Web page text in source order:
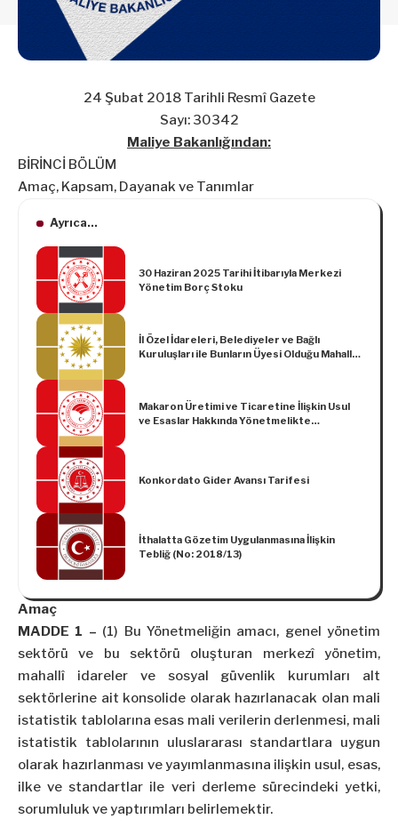
24 Şubat 2018 Tarihli Resmî Gazete
Sayı: 30342
Maliye Bakanlığından:
BİRİNCİ BÖLÜM
Amaç, Kapsam, Dayanak ve Tanımlar
Ayrıca...
30 Haziran 2025 Tarihi İtibarıyla Merkezi
Yönetim Borç Stoku
İl Özel İdareleri, Belediyeler ve Bağlı
Kuruluşları ile Bunların Üyesi Olduğu Mahalli
Usul ve Esaslar (Karar Sayısı: 6040)
Makaron Üretimi ve Ticaretine İlişkin Usul
ve Esaslar Hakkında Yönetmelikte
Konkordato Gider Avansı Tarifesi
İthalatta Gözetim Uygulanmasına İlişkin
Tebliğ (No: 2018/13)
Amaç
MADDE 1 – (1) Bu Yönetmeliğin amacı, genel yönetim
sektörü ve bu sektörü oluşturan merkezî yönetim,
mahallî idareler ve sosyal güvenlik kurumları alt
sektörlerine ait konsolide olarak hazırlanacak olan mali
istatistik tablolarına esas mali verilerin derlenmesi, mali
istatistik tablolarının uluslararası standartlara uygun
olarak hazırlanması ve yayımlanmasına ilişkin usul, esas,
ilke ve standartlar ile veri derleme sürecindeki yetki,
sorumluluk ve yaptırımları belirlemektir.